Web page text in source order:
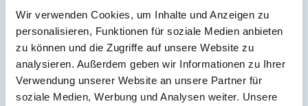
Wir verwenden Cookies, um Inhalte und Anzeigen zu
personalisieren, Funktionen für soziale Medien anbieten
zu können und die Zugriffe auf unsere Website zu
analysieren. Außerdem geben wir Informationen zu Ihrer
Verwendung unserer Website an unsere Partner für
soziale Medien, Werbung und Analysen weiter. Unsere
Fax:(0049) 6542 9691717
Anreise planen